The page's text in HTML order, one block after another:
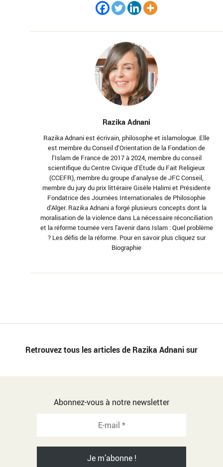
Razika Adnani
Razika Adnani est écrivain, philosophe et islamologue. Elle
est membre du Conseil d’Orientation de la Fondation de
l’Islam de France de 2017 à 2024, membre du conseil
scientifique du Centre Civique d’Étude du Fait Religieux
(CCEFR), membre du groupe d’analyse de JFC Conseil,
membre du jury du prix littéraire Gisèle Halimi et Présidente
Fondatrice des Journées Internationales de Philosophie
d’Alger. Razika Adnani a forgé plusieurs concepts dont la
moralisation de la violence dans La nécessaire réconciliation
et la réforme tournée vers l'avenir dans Islam : Quel problème
? Les défis de la réforme. Pour en savoir plus cliquez sur
Biographie
Retrouvez tous les articles de Razika Adnani sur
Abonnez-vous à notre newsletter